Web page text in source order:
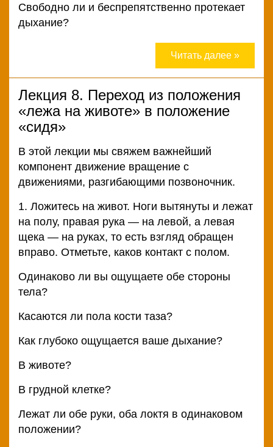
Свободно ли и беспрепятственно протекает
дыхание?
Читать далее »
Лекция 8. Переход из положения
«лежа на животе» в положение
«сидя»
В этой лекции мы свяжем важнейший
компонент движение вращение с
движениями, разгибающими позвоночник.
1. Ложитесь на живот. Ноги вытянуты и лежат
на полу, правая рука — на левой, а левая
щека — на руках, то есть взгляд обращен
вправо. Отметьте, каков контакт с полом.
Одинаково ли вы ощущаете обе стороны
тела?
Касаются ли пола кости таза?
Как глубоко ощущается ваше дыхание?
В животе?
В грудной клетке?
Лежат ли обе руки, оба локтя в одинаковом
положении?